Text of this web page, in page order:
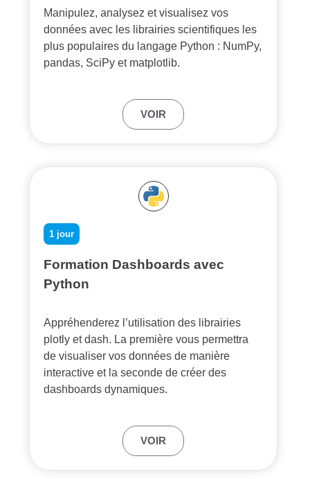
Manipulez, analysez et visualisez vos
données avec les librairies scientifiques les
plus populaires du langage Python : NumPy,
pandas, SciPy et matplotlib.
VOIR
Formation Dashboards avec
Python
1 jour
Appréhenderez l’utilisation des librairies
plotly et dash. La première vous permettra
de visualiser vos données de manière
interactive et la seconde de créer des
dashboards dynamiques.
VOIR